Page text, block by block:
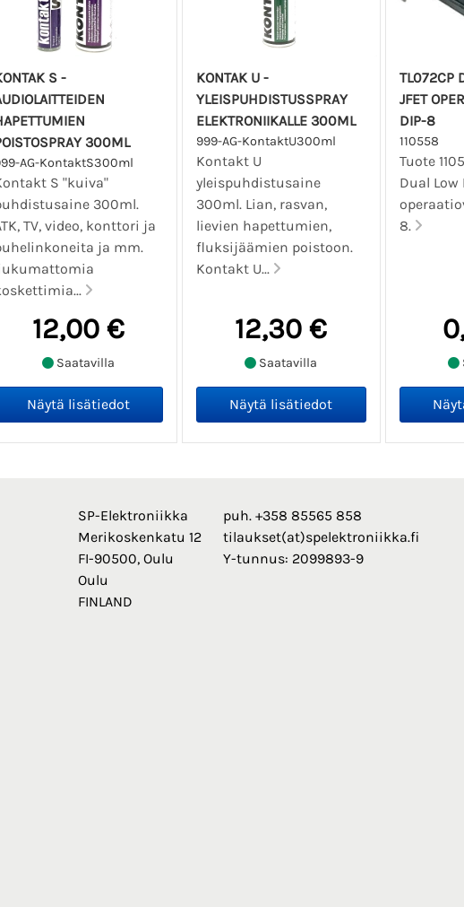
S -
300ML
AG-KontaktS300ml
S "kuiva"
300ml.
TV, video, konttori ja
ja mm.
12,00 €
Saatavilla
KONTAK U -
YLEISPUHDISTUSSPRAY
ELEKTRONIIKALLE 300ML
999-AG-KontaktU300ml
Kontakt U
yleispuhdistusaine
300ml. Lian, rasvan,
lievien hapettumien,
fluksijäämien poistoon.
Kontakt U...
12,30 €
Saatavilla
TL072CP
JFET
DIP-8
110558
Tuote
Dual Low
8.
SP-Elektroniikka
Merikoskenkatu 12
FI-90500, Oulu
Oulu
FINLAND
puh. +358 85565 858
tilaukset(at)spelektroniikka.fi
Y-tunnus: 2099893-9